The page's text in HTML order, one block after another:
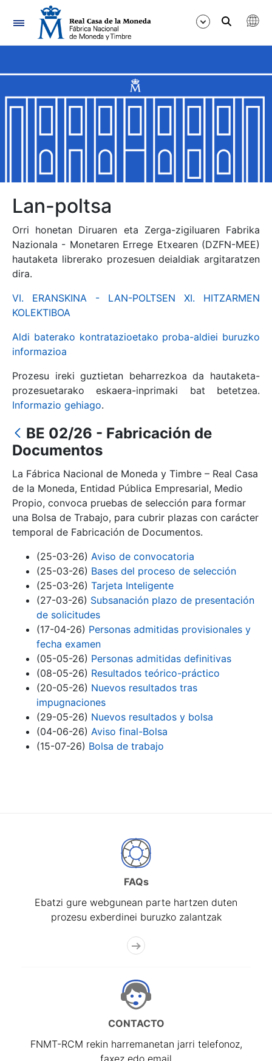
Nabigazioa
Erakutsi/Ezkutatu
Erakutsi/Ezkutatu
Erakutsi/Ezkutatu
Erakutsi/Ezkutatu
Erakutsi/Ezkutatu
Erakutsi/Ezkutatu
Erakutsi/Ezkutatu
Lan-poltsa
Orri honetan Diruaren eta Zerga-zigiluaren Fabrika
Nazionala - Monetaren Errege Etxearen (DZFN-MEE)
hautaketa librerako prozesuen deialdiak argitaratzen
dira.
VI. ERANSKINA - LAN-POLTSEN XI. HITZARMEN
KOLEKTIBOA
Aldi baterako kontratazioetako proba-aldiei buruzko
informazioa
Prozesu ireki guztietan beharrezkoa da hautaketa-
prozesuetarako eskaera-inprimaki bat betetzea.
Informazio gehiago.
BE 02/26 - Fabricación de
Documentos
La Fábrica Nacional de Moneda y Timbre – Real Casa
de la Moneda, Entidad Pública Empresarial, Medio
Propio, convoca pruebas de selección para formar
una Bolsa de Trabajo, para cubrir plazas con carácter
temporal de Fabricación de Documentos.
(25-03-26) Aviso de convocatoria
(25-03-26) Bases del proceso de selección
(25-03-26) Tarjeta Inteligente
(27-03-26) Subsanación plazo de presentación
de solicitudes
(17-04-26) Personas admitidas provisionales y
fecha examen
(05-05-26) Personas admitidas definitivas
(08-05-26) Resultados teórico-práctico
(20-05-26) Nuevos resultados tras
impugnaciones
(29-05-26) Nuevos resultados y bolsa
(04-06-26) Aviso final-Bolsa
(15-07-26) Bolsa de trabajo
FAQs
Ebatzi gure webgunean parte hartzen duten
prozesu exberdinei buruzko zalantzak
CONTACTO
FNMT-RCM rekin harremanetan jarri telefonoz,